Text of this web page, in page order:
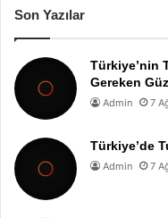
Son Yazılar
Türkiye’nin
Gereken
Admin 7
Türkiye’de
Admin 7